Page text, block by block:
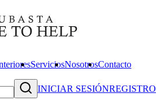
ServiciosNosotrosContacto
INICIAR SESIÓNREGISTRO